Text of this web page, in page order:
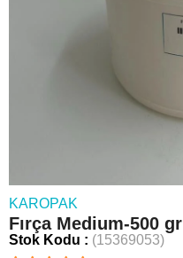
KAROPAK
Fırça Medium-500 gr
Stok Kodu (15369053)